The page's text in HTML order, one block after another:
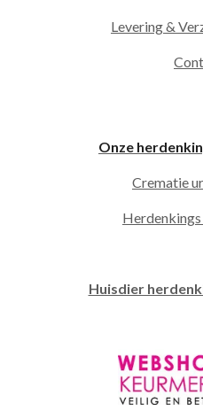
Levering &
Onze
Crematie
Huisdier